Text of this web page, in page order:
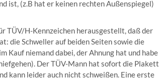
ist, (z.B hat er keinen rechten Außenspiegel)
TÜV/H-Kennzeichen herausgestellt, daß der
die Schweller auf beiden Seiten sowie die
Kauf niemand dabei, der Ahnung hat und habe
Der TÜV-Mann hat sofort die
kann leider auch nicht schweißen. Eine erste